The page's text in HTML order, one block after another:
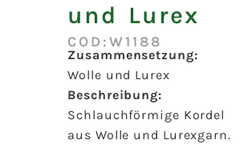
und Lurex
COD:W1188
Zusammensetzung:
Wolle und Lurex
Beschreibung:
Schlauchförmige Kordel
aus Wolle und Lurexgarn.